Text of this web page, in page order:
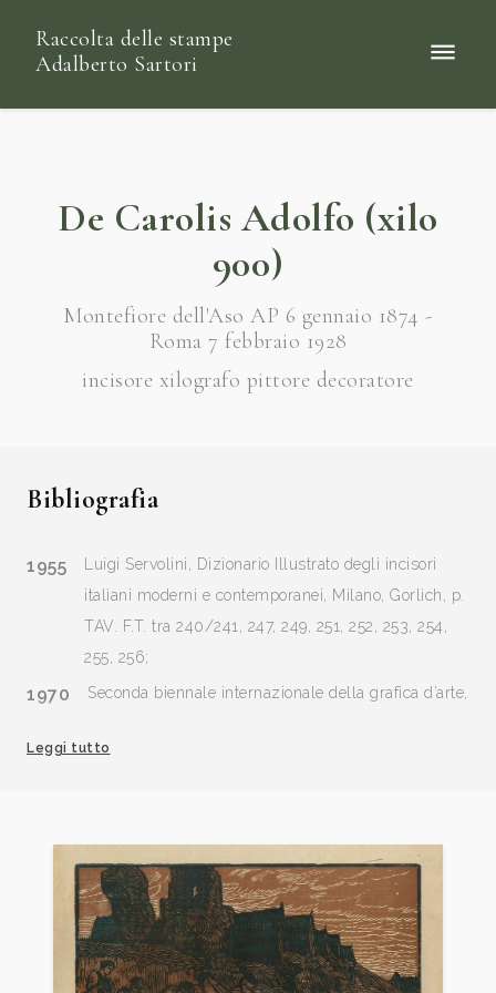
Raccolta delle stampe
Adalberto Sartori
De Carolis Adolfo (xilo
900)
Montefiore dell'Aso AP 6 gennaio 1874 -
Roma 7 febbraio 1928
incisore xilografo pittore decoratore
Bibliografia
1955
Luigi Servolini, Dizionario Illustrato degli incisori
italiani moderni e contemporanei, Milano, Gorlich, p.
TAV. F.T. tra 240/241, 247, 249, 251, 252, 253, 254,
255, 256;
1970
Seconda biennale internazionale della grafica d’arte,
Firenze, pp. 47/48, ill.
Raffaele Monti, Adoldo De Carolis su catalogo: 6.a
Biennale Internazionale della Grafica d’Arte /1,
Firenze - Prato, Novembre - Dicembre, pp. 73/74.
L’incisione nelle Marche, Calcografia - xilografia, a
cura di Luigi Dania, Domenico Pupilli, Vitaliano
Leggi tutto